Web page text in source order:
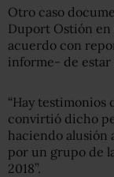
Otro caso
Duport Ostión en
acuerdo con
informe- de estar
“Hay testimonios
convirtió dicho
haciendo alusión
por un grupo de
2018”.